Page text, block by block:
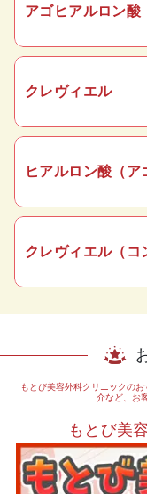
アゴヒアルロン酸
クレヴィエル
ヒアルロン酸（ア
クレヴィエル（コ
もとび美容外科クリニックの
介など、お
もとび美